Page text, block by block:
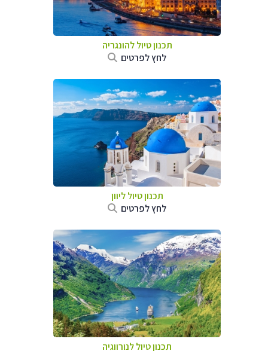
תכנון טיול להונגריה
לחץ לפרטים
תכנון טיול ליוון
לחץ לפרטים
תכנון טיול לנורווגיה